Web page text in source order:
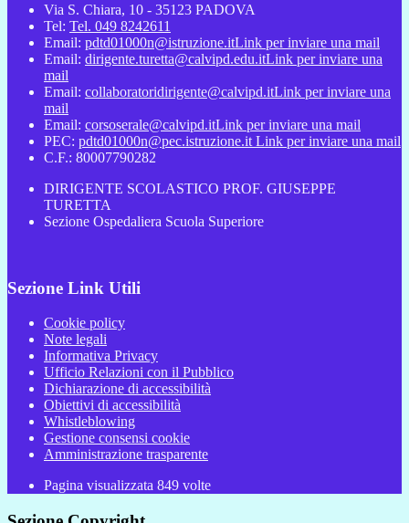
Via S. Chiara, 10 - 35123 PADOVA
Tel: Tel. 049 8242611
Email: pdtd01000n@istruzione.itLink per inviare una mail
Email: dirigente.turetta@calvipd.edu.itLink per inviare una
mail
Email: collaboratoridirigente@calvipd.itLink per inviare una
mail
Email: corsoserale@calvipd.itLink per inviare una mail
PEC: pdtd01000n@pec.istruzione.it Link per inviare una mail
C.F.: 80007790282
DIRIGENTE SCOLASTICO PROF. GIUSEPPE
TURETTA
Sezione Ospedaliera Scuola Superiore
Sezione Link Utili
Cookie policy
Note legali
Informativa Privacy
Ufficio Relazioni con il Pubblico
Dichiarazione di accessibilità
Obiettivi di accessibilità
Whistleblowing
Gestione consensi cookie
Amministrazione trasparente
Pagina visualizzata 849 volte